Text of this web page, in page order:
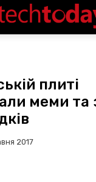
плиті
меми та
2017